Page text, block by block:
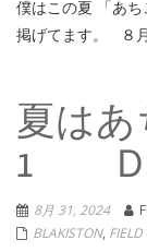
僕はこの夏 「あ
掲げてます。 ８
夏はあ
1 Ｄ3
8月 31, 2024
BLAKISTON, FIELD